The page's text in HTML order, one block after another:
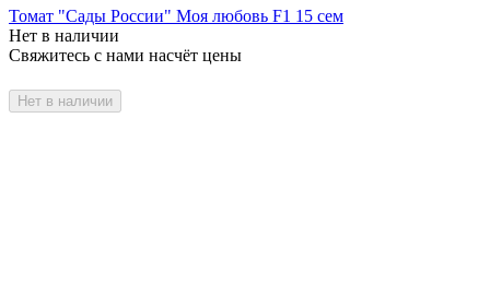
Томат "Сады России" Моя любовь F1 15 сем
Нет в наличии
Свяжитесь с нами насчёт цены
Нет в наличии